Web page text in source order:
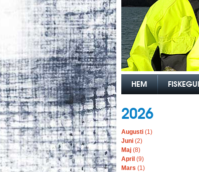
HEM
2026
Augusti (1)
Juni (2)
Maj (8)
April (9)
Mars (1)